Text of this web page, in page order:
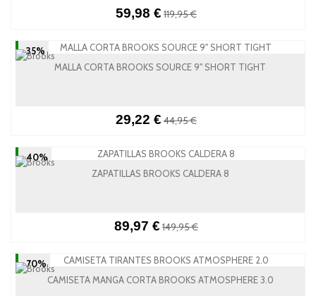
59,98 € 119,95 €
-35%
MALLA CORTA BROOKS SOURCE 9" SHORT TIGHT
29,22 € 44,95 €
-40%
ZAPATILLAS BROOKS CALDERA 8
89,97 € 149,95 €
-70%
CAMISETA MANGA CORTA BROOKS ATMOSPHERE 3.0